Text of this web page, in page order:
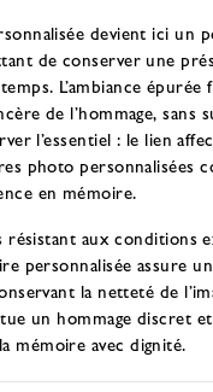
devient ici un
de conserver une
L’ambiance épurée
de l’hommage, sans
l’essentiel : le lien
photo personnalisées
en mémoire.
résistant aux conditions
personnalisée assure
la netteté de
un hommage discret
mémoire avec dignité.